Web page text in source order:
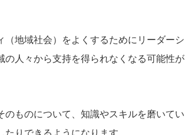
（地域社会）をよくするためにリーダーシ
人々から支持を得られなくなる可能性が
のものについて、知識やスキルを磨いてい
りできるようになります。